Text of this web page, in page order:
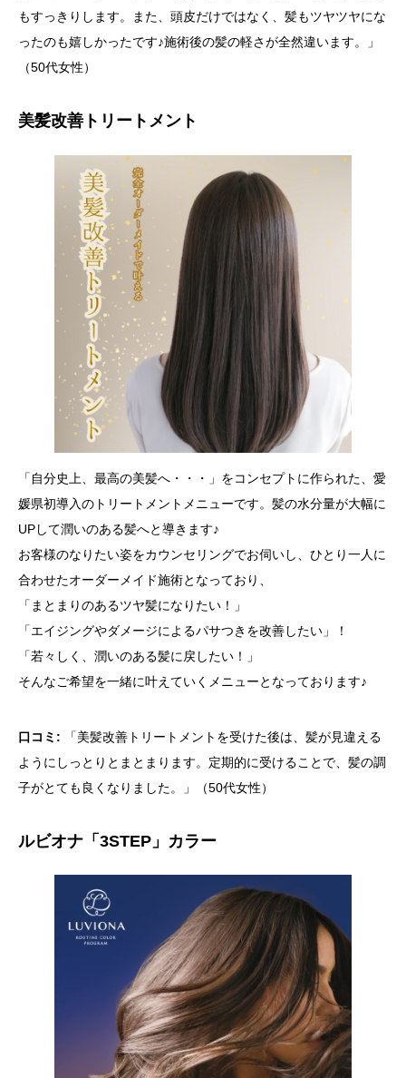
もすっきりします。また、頭皮だけではなく、髪もツヤツヤにな
ったのも嬉しかったです♪施術後の髪の軽さが全然違います。」
（50代女性）
美髪改善トリートメント
「自分史上、最高の美髪へ・・・」をコンセプトに作られた、愛
媛県初導入のトリートメントメニューです。髪の水分量が大幅に
UPして潤いのある髪へと導きます♪
お客様のなりたい姿をカウンセリングでお伺いし、ひとり一人に
合わせたオーダーメイド施術となっており、
「まとまりのあるツヤ髪になりたい！」
「エイジングやダメージによるパサつきを改善したい」！
「若々しく、潤いのある髪に戻したい！」
そんなご希望を一緒に叶えていくメニューとなっております♪
口コミ: 「美髪改善トリートメントを受けた後は、髪が見違える
ようにしっとりとまとまります。定期的に受けることで、髪の調
子がとても良くなりました。」（50代女性）
ルビオナ「3STEP」カラー